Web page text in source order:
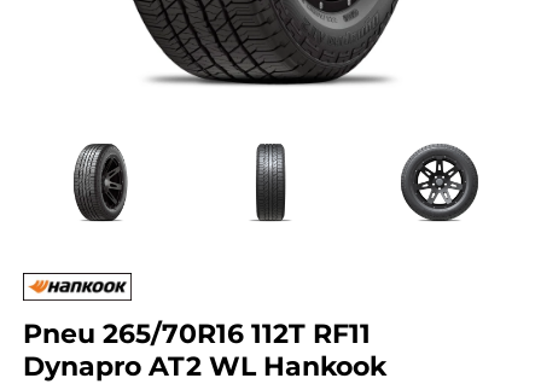
Pneu 265/70R16 112T RF11
Dynapro AT2 WL Hankook